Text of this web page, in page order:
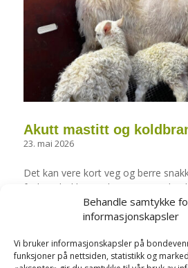
Behandle samtykke
informasjonskapsler
Vi bruker informasjonskapsler på
funksjoner på nettsiden, statistikk og
Akutt mastitt og
23. mai 2026
Det kan vere kort veg og berre
frisk og kvikk sau til ein som er